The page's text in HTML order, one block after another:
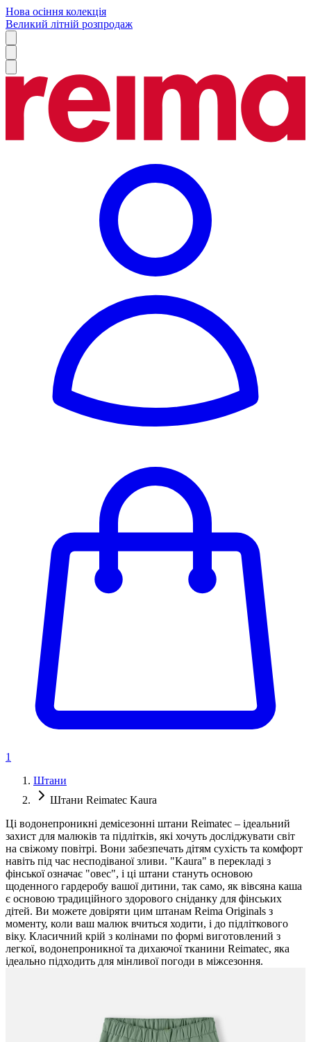
Нова осіння колекція
Великий літній розпродаж
1
Штани
Штани Reimatec Kaura
Ці водонепроникні демісезонні штани Reimatec – ідеальний
захист для малюків та підлітків, які хочуть досліджувати світ
на свіжому повітрі. Вони забезпечать дітям сухість та комфорт
навіть під час несподіваної зливи. "Kaura" в перекладі з
фінської означає "овес", і ці штани стануть основою
щоденного гардеробу вашої дитини, так само, як вівсяна каша
є основою традиційного здорового сніданку для фінських
дітей. Ви можете довіряти цим штанам Reima Originals з
моменту, коли ваш малюк вчиться ходити, і до підліткового
віку. Класичний крій з колінами по формі виготовлений з
легкої, водонепроникної та дихаючої тканини Reimatec, яка
ідеально підходить для мінливої погоди в міжсезоння.